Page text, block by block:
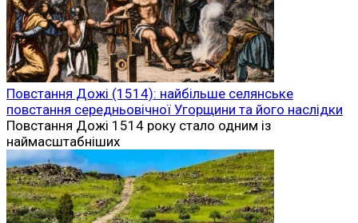
Повстання Дожі (1514): найбільше селянське
повстання середньовічної Угорщини та його наслідки
Повстання Дожі 1514 року стало одним із
наймасштабніших